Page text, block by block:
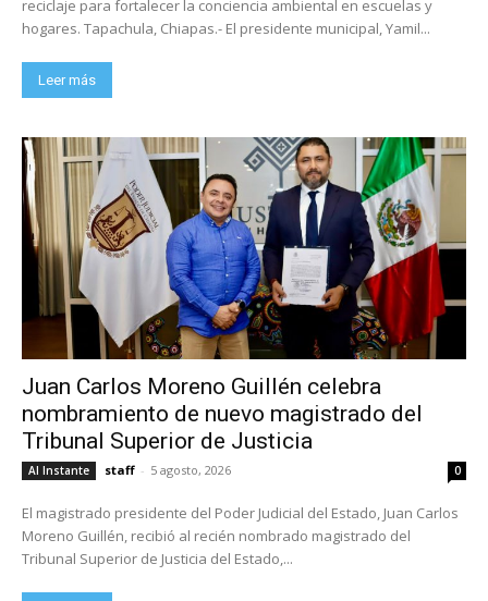
reciclaje para fortalecer la conciencia ambiental en escuelas y
hogares. Tapachula, Chiapas.- El presidente municipal, Yamil...
Leer más
Juan Carlos Moreno Guillén celebra
nombramiento de nuevo magistrado del
Tribunal Superior de Justicia
Al Instante staff - 5 agosto, 2026 0
El magistrado presidente del Poder Judicial del Estado, Juan Carlos
Moreno Guillén, recibió al recién nombrado magistrado del
Tribunal Superior de Justicia del Estado,...